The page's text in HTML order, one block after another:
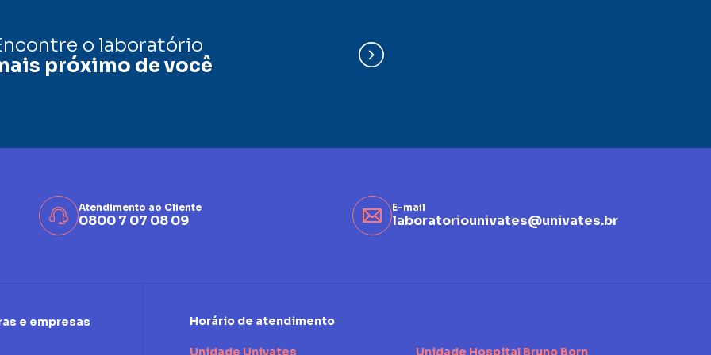
o laboratório
próximo de você
Atendimento ao Cliente
0800 7 07 08 09
E-mail
laboratoriounivates@univates.br
e empresas Horário de atendimento
Unidade Univates Unidade Hospital Bruno Born